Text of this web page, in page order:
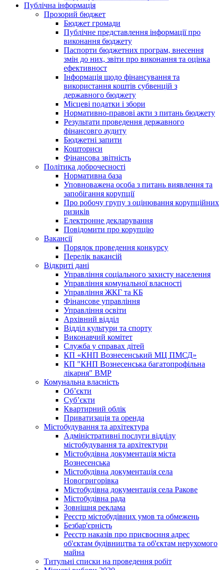
Публічна інформація
Прозорий бюджет
Бюджет громади
Публічне представлення інформації про
виконання бюджету
Паспорти бюджетних програм, внесення
змін до них, звіти про виконання та оцінка
ефективност
Інформація щодо фінансування та
використання коштів субвенцій з
державного бюджету
Місцеві податки і збори
Нормативно-правові акти з питань бюджету
Результати проведення державного
фінансовго аудиту
Бюджетні запити
Кошториси
Фінансова звітність
Політика доброчесності
Нормативна база
Уповноважена особа з питань виявлення та
запобігання корупції
Про робочу групу з оцінювання корупційних
ризиків
Електронне декларування
Повідомити про корупцію
Вакансії
Порядок проведення конкурсу
Перелік вакансій
Відкриті дані
Управління соціального захисту населення
Управління комунальної власності
Управління ЖКГ та КБ
Фінансове управління
Управління освіти
Архівний відділ
Відділ культури та спорту
Виконавчий комітет
Служба у справах дітей
КП «КНП Вознесенський МЦ ПМСД»
КП "КНП Вознесенська багатопрофільна
лікарня" ВМР
Комунальна власність
Об’єкти
Суб’єкти
Квартирний облік
Приватизація та оренда
Містобудування та архітектура
Адміністративні послуги відділу
містобудування та архітектури
Містобудівна документація міста
Вознесенська
Містобудівна документація села
Новогригорівка
Містобудівна документація села Ракове
Містобудівна рада
Зовнішня реклама
Реєстр містобудівних умов та обмежень
Безбар'єрність
Реєстр наказів про присвоєння адрес
об'єктам будівництва та об'єктам нерухомого
майна
Титульні списки на проведення робіт